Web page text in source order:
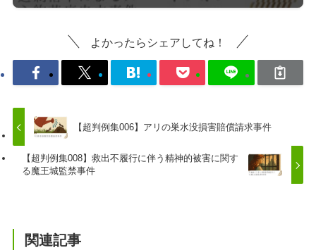
よかったらシェアしてね！
【超判例集006】アリの巣水没損害賠償請求事件
【超判例集008】救出不履行に伴う精神的被害に関す
る魔王城監禁事件
関連記事